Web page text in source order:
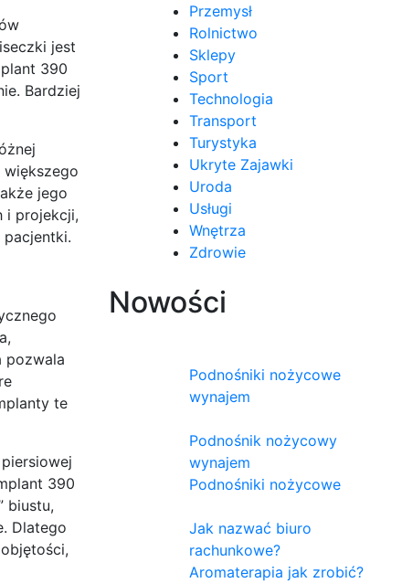
jest
390
Bardziej
większego
jego
i projekcji,
pozwala
te
390
biustu,
Dlatego
Przemysł
Rolnictwo
Sklepy
Sport
Technologia
Transport
Turystyka
Ukryte Zajawki
Uroda
Usługi
Wnętrza
Zdrowie
Nowości
Podnośniki nożycowe
wynajem
Podnośnik nożycowy
wynajem
Podnośniki nożycowe
Jak nazwać biuro
rachunkowe?
Aromaterapia jak zrobić?